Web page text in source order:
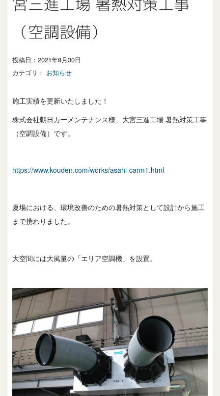
（空調設備）
投稿日： 2021年8月30日
カテゴリ： お知らせ
施工実績を更新いたしました！
株式会社朝日カーメンテナンス様、大宮三進工場 暑熱対策工事
（空調設備）です。
https://www.kouden.com/works/asahi-carm1.html
夏場における、環境改善のための暑熱対策として設計から施工
まで携わりました。
大空間には大風量の「エリア空調機」を設置。